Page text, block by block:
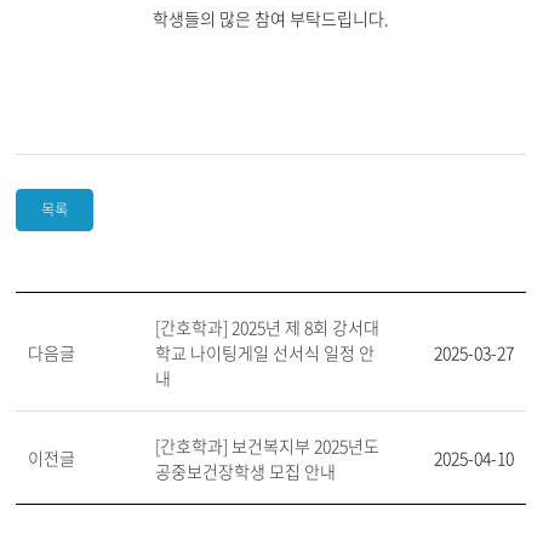
학생들의 많은 참여 부탁드립니다.
목록
다음글
[간호학과] 2025년 제 8회 강서대
학교 나이팅게일 선서식 일정 안
내
2025-03-27
이전글
[간호학과] 보건복지부 2025년도
공중보건장학생 모집 안내
2025-04-10